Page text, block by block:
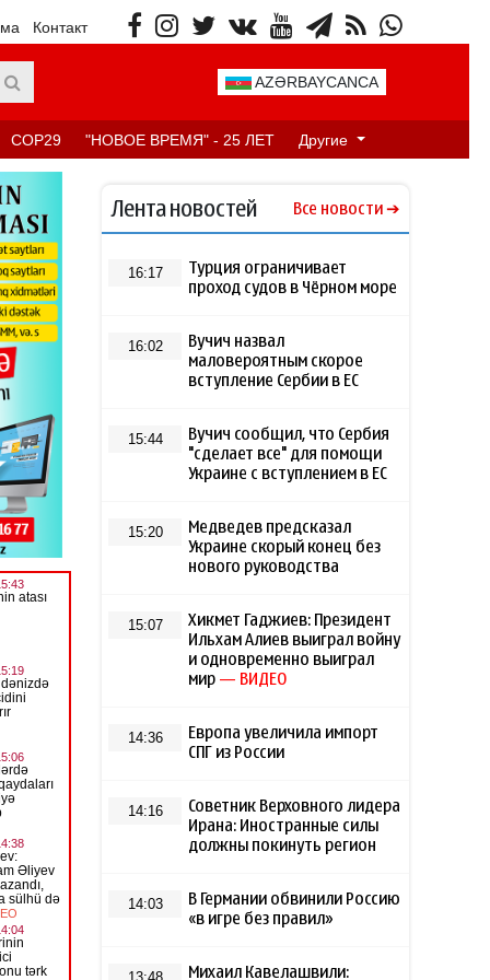
Контакт
AZƏRBAYCANCA
COP29 "НОВОЕ ВРЕМЯ" - 25 ЛЕТ Другие
Лента новостей Все новости
16:17
Турция ограничивает
проход судов в Чёрном море
16:02
Вучич назвал
маловероятным скорое
вступление Сербии в ЕС
15:44
Вучич сообщил, что Сербия
"сделает все" для помощи
Украине с вступлением в ЕС
15:20
Медведев предсказал
Украине скорый конец без
нового руководства
15:07
Хикмет Гаджиев: Президент
Ильхам Алиев выиграл войну
и одновременно выиграл
мир — ВИДЕО
14:36
Европа увеличила импорт
СПГ из России
14:16
Советник Верховного лидера
Ирана: Иностранные силы
должны покинуть регион
14:03
В Германии обвинили Россию
«в игре без правил»
Михаил Кавелашвили: